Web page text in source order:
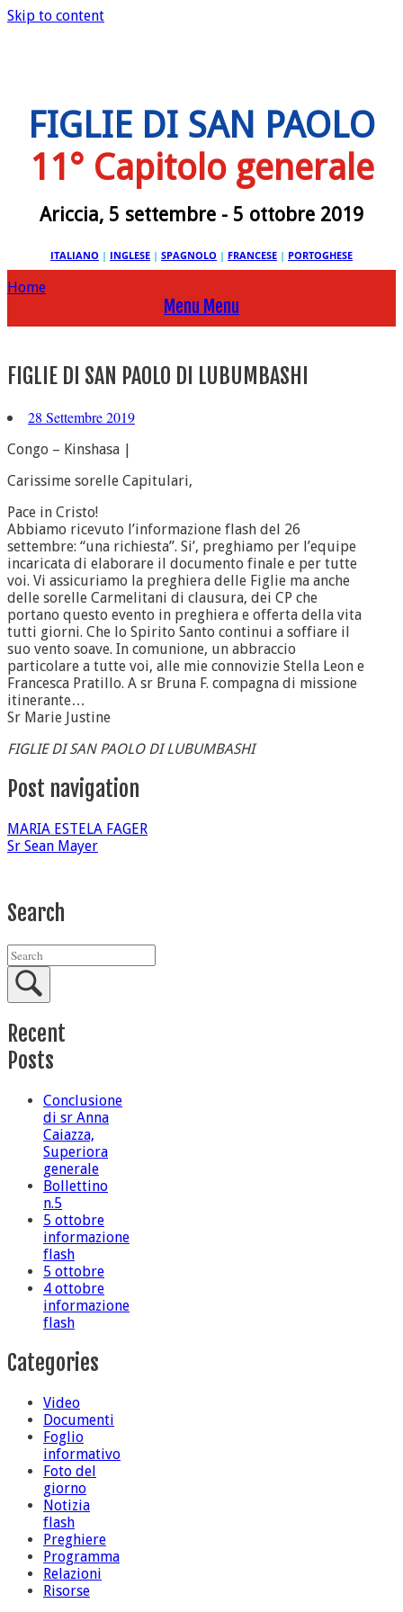
Skip to content
FIGLIE DI SAN PAOLO
11° Capitolo generale
Ariccia, 5 settembre - 5 ottobre 2019
ITALIANO | INGLESE | SPAGNOLO | FRANCESE | PORTOGHESE
Home
Menu Menu
FIGLIE DI SAN PAOLO DI LUBUMBASHI
28 Settembre 2019
Congo – Kinshasa |
Carissime sorelle Capitulari,
Pace in Cristo!
Abbiamo ricevuto l’informazione flash del 26
settembre: “una richiesta”. Si’, preghiamo per l’equipe
incaricata di elaborare il documento finale e per tutte
voi. Vi assicuriamo la preghiera delle Figlie ma anche
delle sorelle Carmelitani di clausura, dei CP che
portano questo evento in preghiera e offerta della vita
tutti giorni. Che lo Spirito Santo continui a soffiare il
suo vento soave. In comunione, un abbraccio
particolare a tutte voi, alle mie connovizie Stella Leon e
Francesca Pratillo. A sr Bruna F. compagna di missione
itinerante…
Sr Marie Justine
FIGLIE DI SAN PAOLO DI LUBUMBASHI
Post navigation
MARIA ESTELA FAGER
Sr Sean Mayer
Search
Recent
Posts
Conclusione
di sr Anna
Caiazza,
Superiora
generale
Bollettino
n.5
5 ottobre
informazione
flash
5 ottobre
4 ottobre
informazione
flash
Categories
Video
Documenti
Foglio
informativo
Foto del
giorno
Notizia
flash
Preghiere
Programma
Relazioni
Risorse